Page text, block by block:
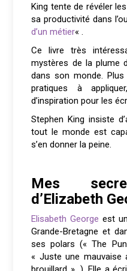
King tente de révéler
sa productivité dans
d’un métier« .
Ce livre très
mystères de la plume
dans son monde.
pratiques à
d’inspiration pour les
Stephen King insiste
tout le monde est
s’en donner la peine.
Mes
d’Elizabeth
Elisabeth George est
Grande-Bretagne et
ses polars (« The
« Juste une mauvaise